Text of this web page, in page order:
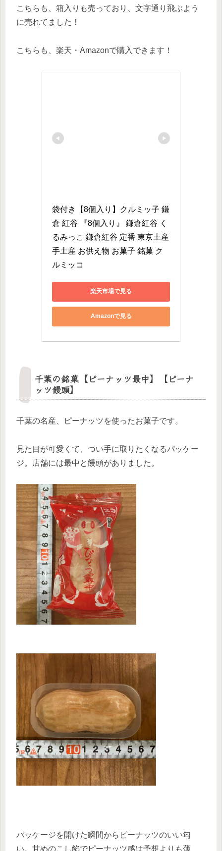
こちらも、箱入りも売っており、文字通り飛ぶよう
に売れてました！
こちらも、楽天・Amazonで購入できます！
袋付き【8個入り】クルミッ子 鎌
倉 紅谷 『8個入り』 鎌倉紅谷 く
るみっこ 鎌倉紅谷 定番 東京土産
手土産 お供え物 お菓子 銘菓 ク
ルミッコ
楽天市場で見る
Amazonで見る
千葉の銘菓【ピーナッツ最中】【ピーナ
ッツ饅頭】
千葉の名産、ピーナッツを使ったお菓子です。
見た目が可愛くて、つい手に取りたくなるパッケー
ジ。店舗には最中と饅頭がありました。
パッケージを開けた瞬間からピーナッツのいい匂
い。甘めのこし餡でピーナッツ感は予想よりも薄